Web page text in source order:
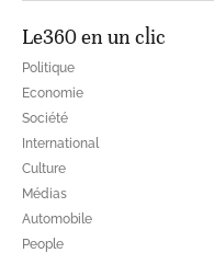
Le360 en un clic
Politique
Economie
Société
International
Culture
Médias
Automobile
People